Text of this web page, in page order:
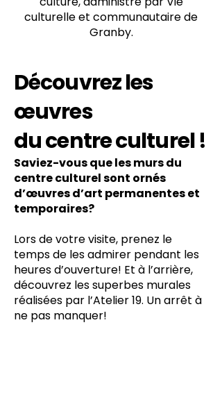
culturelle et communautaire de
Granby.
Découvrez les
œuvres
du centre culturel !
Saviez-vous que les murs du
centre culturel sont ornés
d’œuvres d’art permanentes et
temporaires?
Lors de votre visite, prenez le
temps de les admirer pendant les
heures d’ouverture! Et à l’arrière,
découvrez les superbes murales
réalisées par l’Atelier 19. Un arrêt à
ne pas manquer!